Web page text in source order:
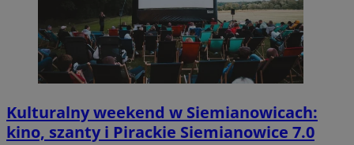
Kulturalny weekend w Siemianowicach:
kino, szanty i Pirackie Siemianowice 7.0